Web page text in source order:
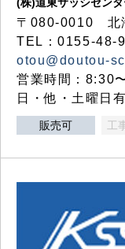
〒080-0010 北
TEL：0155-48-
otou@doutou-
営業時間：8:30
日・他・土曜日有
販売可 工